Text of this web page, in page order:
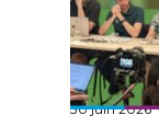
fait
30 juin 2026